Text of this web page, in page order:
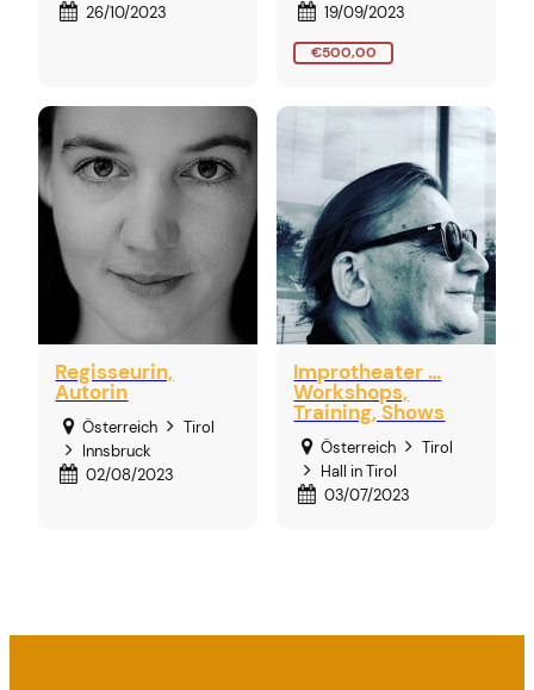
26/10/2023
19/09/2023
€500,00
Regisseurin,
Autorin
Österreich
Tirol
Innsbruck
02/08/2023
Improtheater …
Workshops,
Training, Shows
Österreich
Tirol
Hall in Tirol
03/07/2023